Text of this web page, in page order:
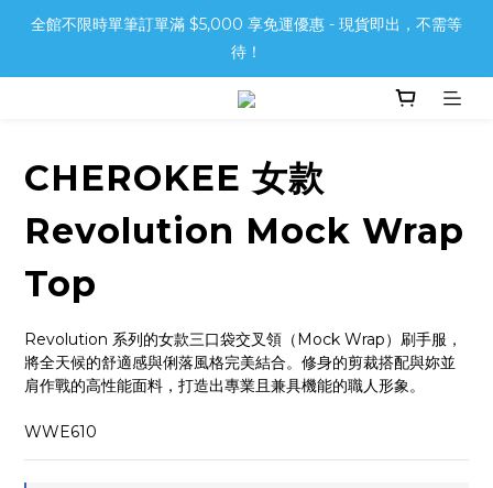
全館不限時單筆訂單滿 $5,000 享免運優惠 - 現貨即出，不需等
待！
CHEROKEE 女款
Revolution Mock Wrap
Top
Revolution 系列的女款三口袋交叉領（Mock Wrap）刷手服，
將全天候的舒適感與俐落風格完美結合。修身的剪裁搭配與妳並
肩作戰的高性能面料，打造出專業且兼具機能的職人形象。
WWE610